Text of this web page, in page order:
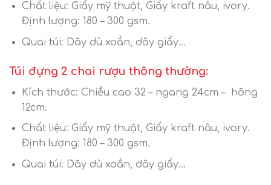
Chất liệu: Giấy mỹ thuật, Giấy kraft nâu, ivory.
Định lượng: 180 – 300 gsm.
Quai túi: Dây dù xoắn, dây giấy…
Túi đựng 2 chai rượu thông thường:
Kích thước: Chiều cao 32 – ngang 24cm – hông
12cm.
Chất liệu: Giấy mỹ thuật, Giấy kraft nâu, ivory.
Định lượng: 180 – 300 gsm.
Quai túi: Dây dù xoắn, dây giấy…